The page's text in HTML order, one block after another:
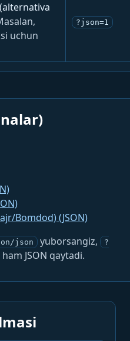
uchun
?json=1
Bomdod) (JSON)
json yuborsangiz,
?
JSON qaytadi.